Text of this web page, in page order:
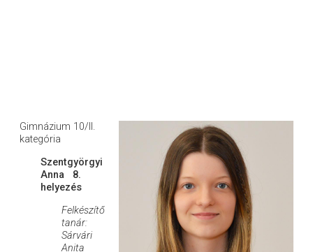
Gimnázium 10/II.
kategória
Szentgyörgyi
Anna 8.
helyezés
Felkészítő
tanár:
Sárvári
Anita